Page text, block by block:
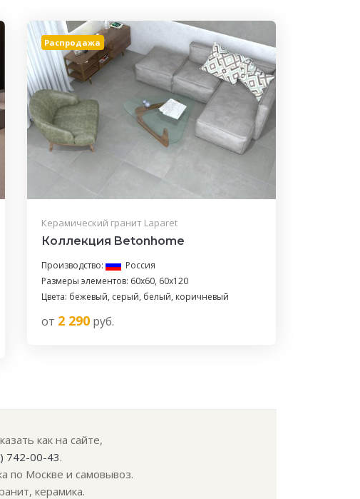
Распродажа
Керамический гранит Laparet
Коллекция Betonhome
Производство:
Россия
Размеры элементов: 60x60, 60x120
Цвета: бежевый, серый, белый, коричневый
от 2 290руб.
как на сайте,
742-00-43.
по Москве и самовывоз.
керамика.